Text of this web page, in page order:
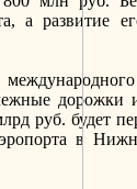
а развитие
руб. будет
в